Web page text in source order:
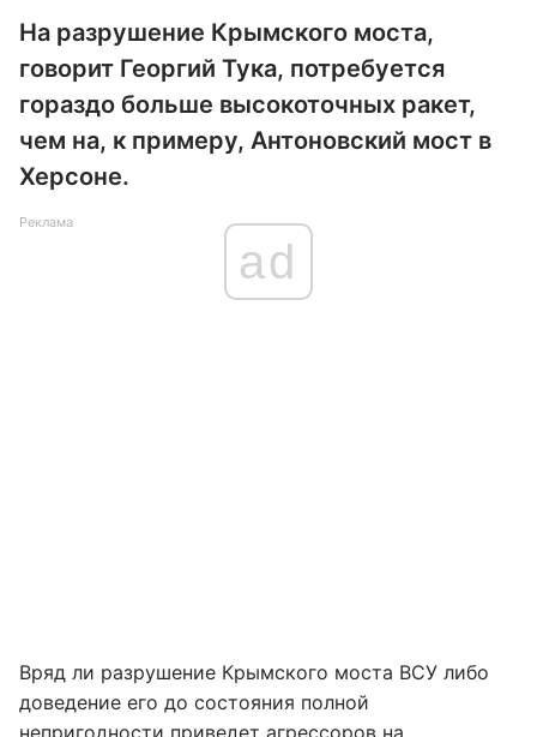
На разрушение Крымского моста,
говорит Георгий Тука, потребуется
гораздо больше высокоточных ракет,
чем на, к примеру, Антоновский мост в
Херсоне.
Реклама
ad
Вряд ли разрушение Крымского моста ВСУ либо
доведение его до состояния полной
непригодности приведет агрессоров на